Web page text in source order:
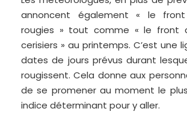
annoncent également « le
rougies » tout comme « le front
cerisiers » au printemps. C’est une
dates de jours prévus durant
rougissent. Cela donne aux
de se promener au moment le
indice déterminant pour y aller.